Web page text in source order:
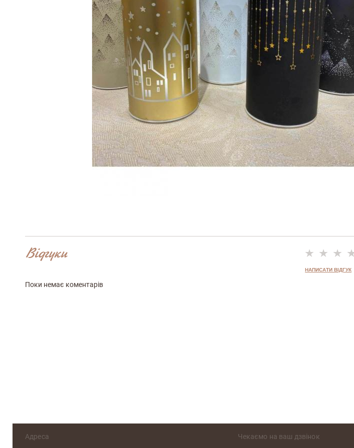
Відгуки
НАПИСАТИ ВІДГУК
Поки немає коментарів
Адреса Чекаємо на ваш дзвінок
Залишити вiдгук про магазин
email